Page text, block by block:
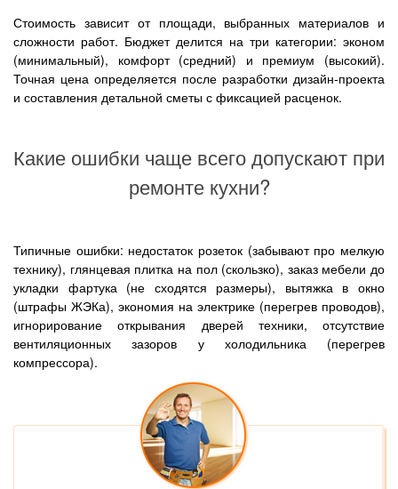
Стоимость зависит от площади, выбранных материалов и
сложности работ. Бюджет делится на три категории: эконом
(минимальный), комфорт (средний) и премиум (высокий).
Точная цена определяется после разработки дизайн-проекта
и составления детальной сметы с фиксацией расценок.
Какие ошибки чаще всего допускают при
ремонте кухни?
Типичные ошибки: недостаток розеток (забывают про мелкую
технику), глянцевая плитка на пол (скользко), заказ мебели до
укладки фартука (не сходятся размеры), вытяжка в окно
(штрафы ЖЭКа), экономия на электрике (перегрев проводов),
игнорирование открывания дверей техники, отсутствие
вентиляционных зазоров у холодильника (перегрев
компрессора).